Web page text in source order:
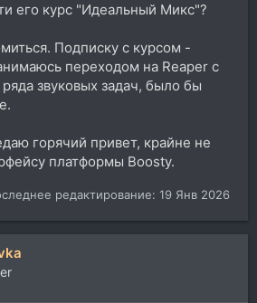
его курс "Идеальный Микс"?
Подписку с курсом -
переходом на Reaper с
звуковых задач, было бы
горячий привет, крайне не
платформы Boosty.
редактирование: 19 Янв 2026